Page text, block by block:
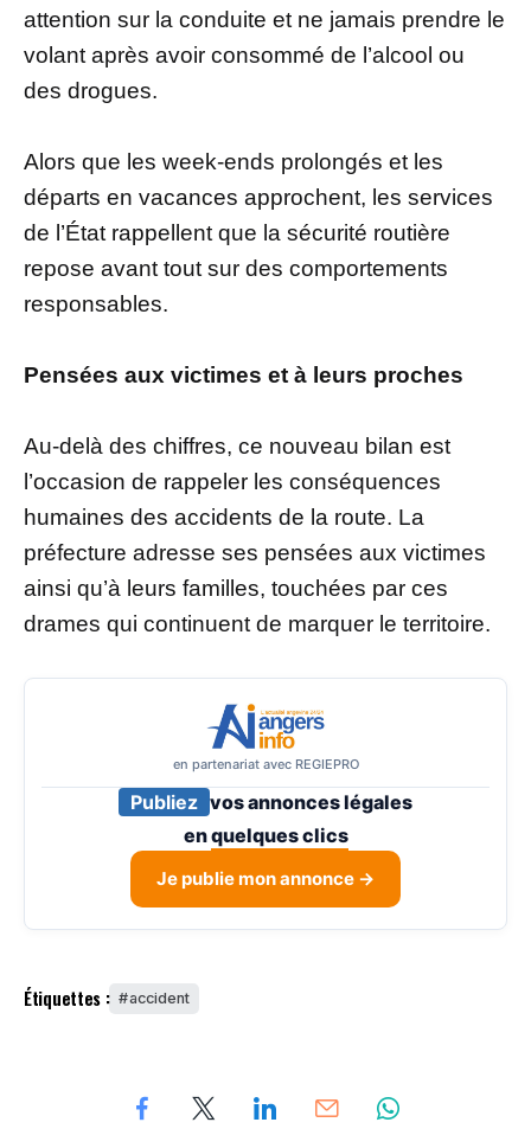
attention sur la conduite et ne jamais prendre le
volant après avoir consommé de l’alcool ou
des drogues.
Alors que les week-ends prolongés et les
départs en vacances approchent, les services
de l’État rappellent que la sécurité routière
repose avant tout sur des comportements
responsables.
Pensées aux victimes et à leurs proches
Au-delà des chiffres, ce nouveau bilan est
l’occasion de rappeler les conséquences
humaines des accidents de la route. La
préfecture adresse ses pensées aux victimes
ainsi qu’à leurs familles, touchées par ces
drames qui continuent de marquer le territoire.
en partenariat avec REGIEPRO
Publiez vos annonces légales
enquelques clics
Je publie mon annonce →
Étiquettes : accident